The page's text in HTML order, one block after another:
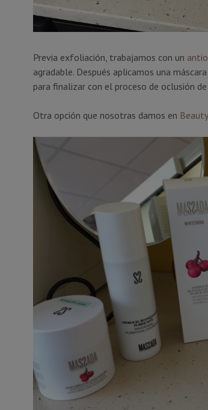
Previa exfoliación, trabajamos con un
agradable. Después aplicamos una
para finalizar con el proceso de oclusión
Otra opción que nosotras damos en Beauty